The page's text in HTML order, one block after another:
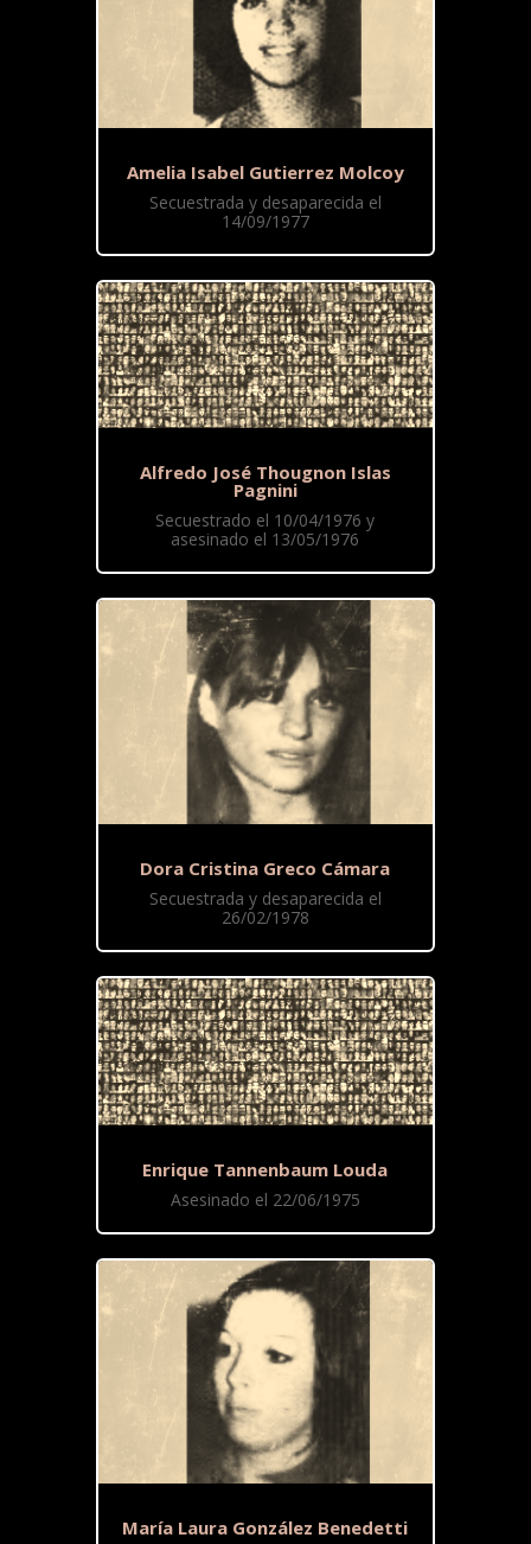
Amelia Isabel Gutierrez Molcoy
Secuestrada y desaparecida el
14/09/1977
Alfredo José Thougnon Islas
Pagnini
Secuestrado el 10/04/1976 y
asesinado el 13/05/1976
Dora Cristina Greco Cámara
Secuestrada y desaparecida el
26/02/1978
Enrique Tannenbaum Louda
Asesinado el 22/06/1975
María Laura González Benedetti